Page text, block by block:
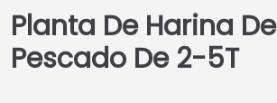
Planta De Harina De
Pescado De 2-5T